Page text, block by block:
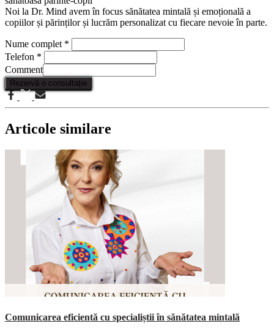
Noi la Dr. Mind avem în focus sănătatea mintală și emoțională a
copiilor și părinților și lucrăm personalizat cu fiecare nevoie în parte.
Nume complet *
Telefon *
Comment
Rezervă o consultație
Articole similare
Comunicarea eficientă cu specialiștii în sănătatea mintală